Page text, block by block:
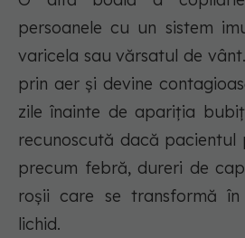
persoanele cu un sistem
varicela sau vărsatul de
prin aer şi devine
zile înainte de apariţia
recunoscută dacă pacientul
precum febră, dureri de
roşii care se transformă
lichid.